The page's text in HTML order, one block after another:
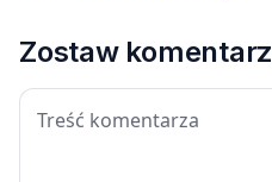
Zostaw komentarz